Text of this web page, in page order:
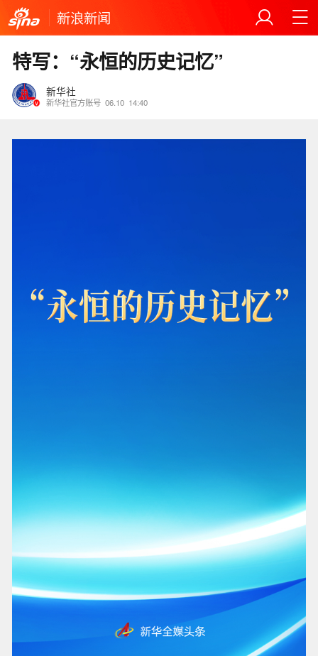
新浪新闻
特写：“永恒的历史记忆”
新华社
新华社官方账号 06.10 14:40